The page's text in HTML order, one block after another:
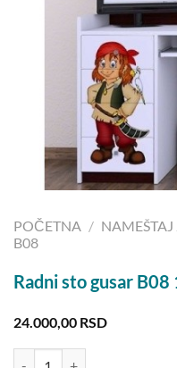
POČETNA /
B08
Radni sto gusar
24.000,00 RSD